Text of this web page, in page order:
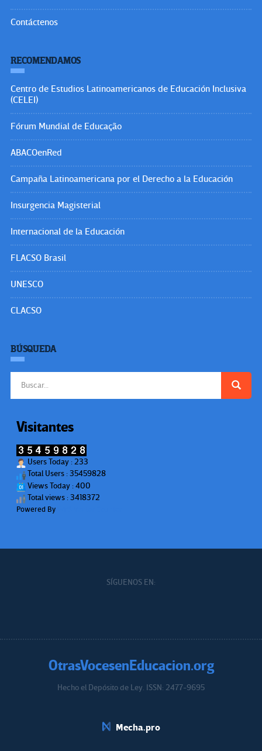
Contáctenos
RECOMENDAMOS
Centro de Estudios Latinoamericanos de Educación Inclusiva
(CELEI)
Fórum Mundial de Educação
ABACOenRed
Campaña Latinoamericana por el Derecho a la Educación
Insurgencia Magisterial
Internacional de la Educación
FLACSO Brasil
UNESCO
CLACSO
BÚSQUEDA
Visitantes
Users Today : 233
Total Users : 35459828
Views Today : 400
Total views : 3418372
Powered By
SÍGUENOS EN:
OtrasVocesenEducacion.org
Hecho el Depósito de Ley. ISSN: 2477-9695
Mecha.pro